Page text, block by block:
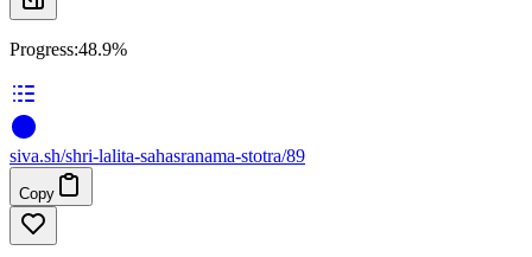
Progress:48.9%
siva.sh/shri-lalita-sahasranama-stotra/89
Copy